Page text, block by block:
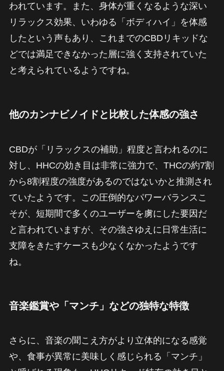
われています。また、身体が重くなるような深い
リラックス効果、いわゆる「ボディハイ」を体感
したという声もあり、これまでのCBDリキッドな
どでは満足できなかった層に強く支持されていた
と考えられているようですね。
他のカンナビノイドと比較した体感の強さ
CBDが「リラックスの補助」程度と言われるのに
対し、HHCの効き目は非常に強力で、THCの約7割
から8割程度の強度があるのではないかと推測され
ていたようです。この圧倒的なパワーバランスこ
そが、短期間で多くのユーザーを虜にした要因だ
と言われていますが、その強さゆえに日常生活に
支障をきたすケースも少なくなかったようです
ね。
音楽鑑賞や「マンチ」などの独特な特徴
さらに、音楽の聞こえ方がより立体的になる感覚
や、食事が異常に美味しく感じられる「マンチ」